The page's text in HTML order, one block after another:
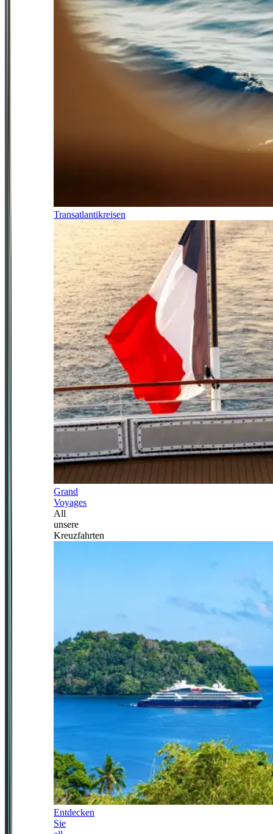
Transatlantikreisen
Grand
Voyages
All
unsere
Kreuzfahrten
Entdecken
Sie